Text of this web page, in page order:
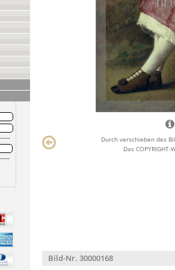
Durch verschieben des
Das
Bild-Nr. 30000168